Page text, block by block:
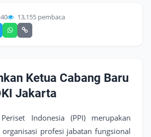
13,155 pembaca
Ketua Cabang Baru
Jakarta
Indonesia (PPI) merupakan
profesi jabatan fungsional